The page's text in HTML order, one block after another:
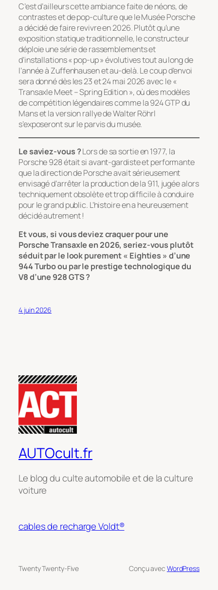
C’est d’ailleurs cette ambiance faite de néons, de
contrastes et de pop-culture que le Musée Porsche
a décidé de faire revivre en 2026. Plutôt qu’une
exposition statique traditionnelle, le constructeur
déploie une série de rassemblements et
d’installations « pop-up » évolutives tout au long de
l’année à Zuffenhausen et au-delà. Le coup d’envoi
sera donné dès les 23 et 24 mai 2026 avec le«
Transaxle Meet – Spring Edition », où des modèles
de compétition légendaires comme la 924 GTP du
Mans et la version rallye de Walter Röhrl
s’exposeront sur le parvis du musée.
Le saviez-vous ?Lors de sa sortie en 1977, la
Porsche 928 était si avant-gardiste et performante
que la direction de Porsche avait sérieusement
envisagé d’arrêter la production de la 911, jugée alors
techniquement obsolète et trop difficile à conduire
pour le grand public. L’histoire en a heureusement
décidé autrement !
Et vous, si vous deviez craquer pour une
Porsche Transaxle en 2026, seriez-vous plutôt
séduit par le look purement « Eighties » d’une
944 Turbo ou par le prestige technologique du
V8 d’une 928 GTS ?
4 juin 2026
AUTOcult.fr
Le blog du culte automobile et de la culture
voiture
cables de recharge Voldt®
Twenty Twenty-Five Conçu avec WordPress